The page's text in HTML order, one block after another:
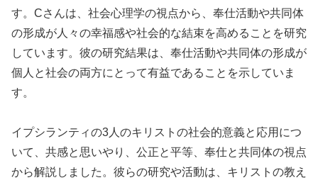
す。Cさんは、社会心理学の視点から、奉仕活動や共同体
の形成が人々の幸福感や社会的な結束を高めることを研究
しています。彼の研究結果は、奉仕活動や共同体の形成が
個人と社会の両方にとって有益であることを示していま
す。
イプシランティの3人のキリストの社会的意義と応用につ
いて、共感と思いやり、公正と平等、奉仕と共同体の視点
から解説しました。彼らの研究や活動は、キリストの教え